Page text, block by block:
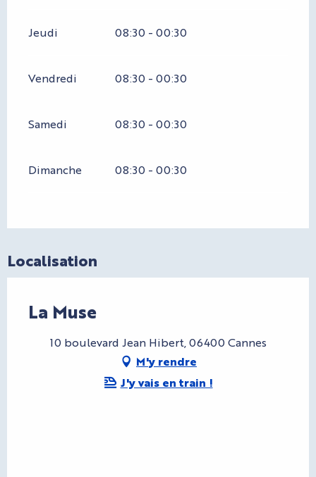
Jeudi 08:30 - 00:30
Vendredi 08:30 - 00:30
Samedi 08:30 - 00:30
Dimanche 08:30 - 00:30
Localisation
La Muse
10 boulevard Jean Hibert, 06400 Cannes
M'y rendre
J'y vais en train !